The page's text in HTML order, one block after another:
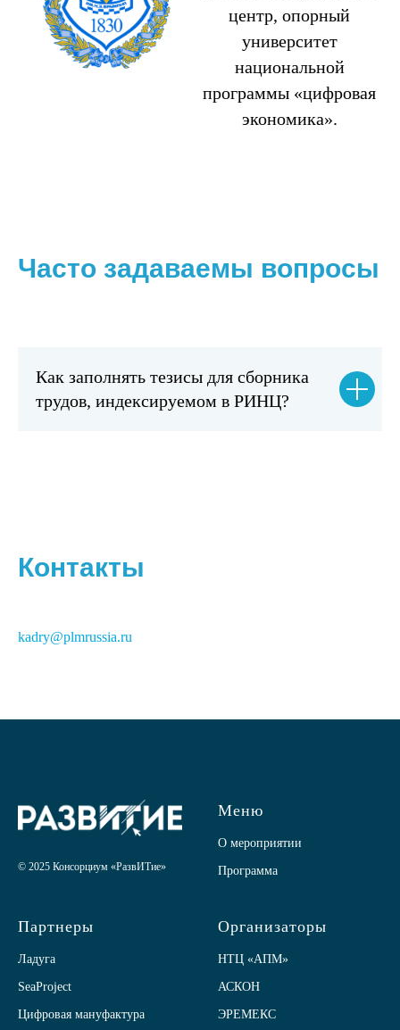
центр, опорный
университет
национальной
программы «цифровая
экономика».
Часто задаваемы вопросы
Как заполнять тезисы для сборника
трудов, индексируемом в РИНЦ?
Контакты
kadry@plmrussia.ru
© 2025 Консорциум «РазвИТие»
Меню
О мероприятии
Программа
Партнеры
Ладуга
SeaProject
Цифровая мануфактура
Организаторы
НТЦ «АПМ»
АСКОН
ЭРЕМЕКС